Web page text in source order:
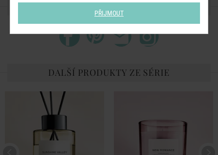
SDÍLEJTE S PŘÁTELI
DALŠÍ PRODUKTY ZE SÉRIE
PŘIJMOUT